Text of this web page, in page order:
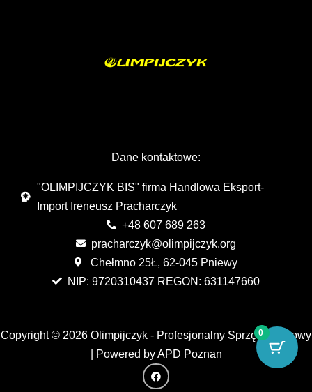
Dane kontaktowe:
"OLIMPIJCZYK BIS" firma Handlowa Eksport-
Import Ireneusz Pracharczyk
+48 607 689 263
pracharczyk@olimpijczyk.org
Chełmno 25Ł, 62-045 Pniewy
NIP: 9720310437 REGON: 631147660
Copyright © 2026 Olimpijczyk - Profesjonalny Sprzęt Kajakowy
| Powered by APD Poznan
F
a
c
0